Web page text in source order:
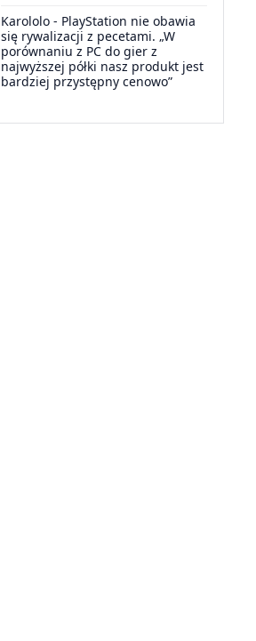
Karololo - PlayStation nie obawia
się rywalizacji z pecetami. „W
porównaniu z PC do gier z
najwyższej półki nasz produkt jest
bardziej przystępny cenowo”